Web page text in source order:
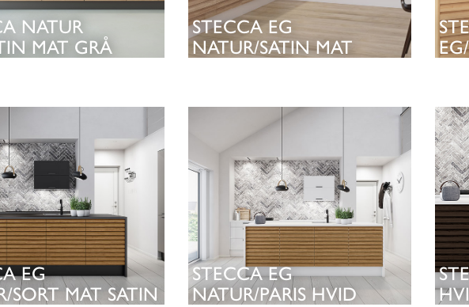
NATUR
MAT GRÅ
STECCA EG
NATUR/SATIN MAT
EG
SORT MAT SATIN
STECCA EG
NATUR/PARIS HVID